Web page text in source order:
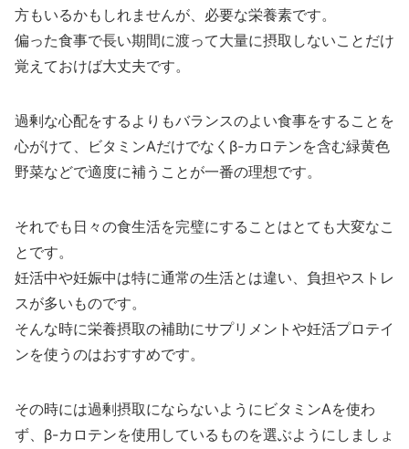
方もいるかもしれませんが、必要な栄養素です。
偏った食事で長い期間に渡って大量に摂取しないことだけ
覚えておけば大丈夫です。
過剰な心配をするよりもバランスのよい食事をすることを
心がけて、ビタミンAだけでなくβ-カロテンを含む緑黄色
野菜などで適度に補うことが一番の理想です。
それでも日々の食生活を完璧にすることはとても大変なこ
とです。
妊活中や妊娠中は特に通常の生活とは違い、負担やストレ
スが多いものです。
そんな時に栄養摂取の補助にサプリメントや妊活プロテイ
ンを使うのはおすすめです。
その時には過剰摂取にならないようにビタミンAを使わ
ず、β-カロテンを使用しているものを選ぶようにしましょ